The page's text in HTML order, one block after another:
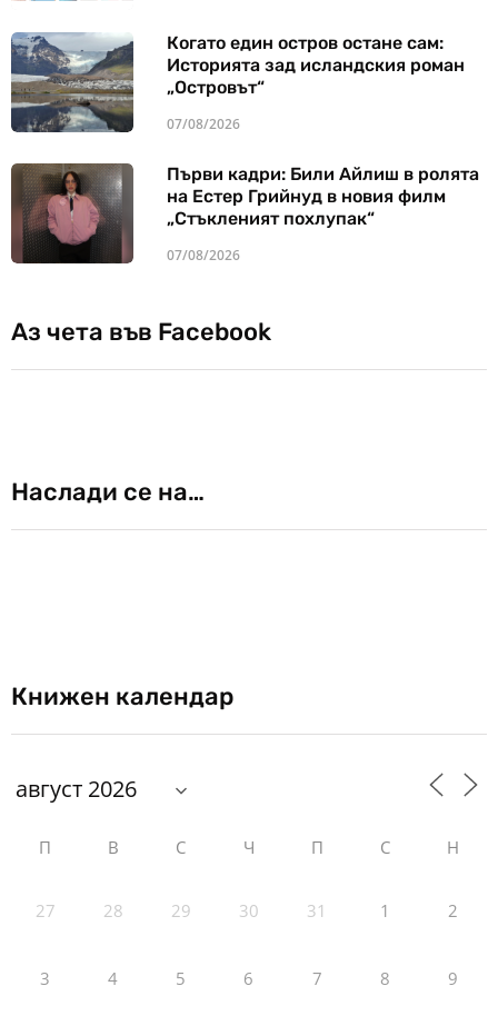
Когато един остров остане сам:
Историята зад исландския роман
„Островът“
07/08/2026
Първи кадри: Били Айлиш в ролята
на Естер Грийнуд в новия филм
„Стъкленият похлупак“
07/08/2026
Аз чета във Facebook
Наслади се на…
Книжен календар
П В С Ч П С Н
27 28 29 30 31 1 2
3 4 5 6 7 8 9